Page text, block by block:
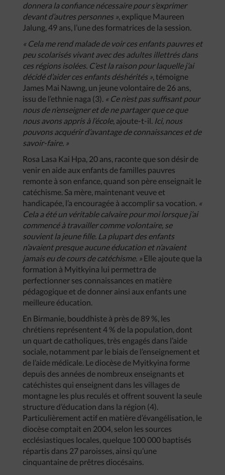
donnera la confiance nécessaire pour s’exprimer
devant d’autres personnes », explique Maureen
Jalung, 49 ans, l’une des formatrices de la session.
« Cela me rend malade de voir ces enfants pauvres et
peu scolarisés vivant avec des adultes illettrés dans
ces régions isolées. C’est la raison pour laquelle j’ai
décidé d’aider ces enfants déshérités », témoigne
James Mai Nawng, un jeune volontaire de 26 ans,
issu de l’ethnie naga (3). « Ce n’est pas suffisant pour
nous de n’enseigner et de ne partager que ce que
nous avons appris à l’école, ajoute-t-il. Ici, nous
pouvons acquérir d’avantage de connaissances et de
savoir-faire. »
Rosa Lasa Kai Hpa, 20 ans, raconte que son désir de
venir en aide aux enfants de familles pauvres
remonte à son enfance, quand son père enseignait le
catéchisme. Sa mère, maintenant veuve et
handicapée, l’a encouragée à accomplir sa vocation. «
Cela a été un véritable calvaire pour moi lorsque j’ai
commencé à travailler comme volontaire, se
souvient la jeune fille. La plupart des enfants
n’avaient presque aucune éducation et n’avaient
jamais eu de cours de catéchisme. » Elle ajoute que la
formation à Myitkyina lui permettra de
perfectionner ses connaissances en matière
pédagogique et de donner ainsi aux enfants une
meilleure éducation.
En Birmanie, bouddhiste à près de 89 %, les
chrétiens représentent 4 % de la population, dont
un quart de catholiques, très engagés dans l’aide
sociale, notamment par le biais de l’enseignement et
de l’aide médicale. Le diocèse de Myitkyina forme
depuis des années de nombreux enseignants et
catéchistes qui enseignent dans les villages de
montagne les plus reculés et offrent souvent la seule
structure d’éducation dans la région (4).
Particulièrement actif en matière d’évangélisation, le
diocèse comptait en 2004, selon les sources
ecclésiastiques locales, quelque 100 000 baptisés
répartis dans 27 paroisses, ainsi qu’une
cinquantaine de prêtres diocésains.